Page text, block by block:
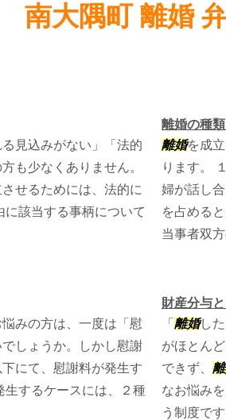
南大隅町 離婚
見込みがない」「法的
も少なくありません。
せるためには、法的に
に該当する事柄について
離婚の種
離婚を成
ります。
婦が話し
を占める
当事者双
みの方は、一度は「慰
しょうか。しかし慰謝
にて、慰謝料が発生す
生するケースには、２種
財産分与
「 離婚した
がほとん
できず、
なお悩み
う制度で